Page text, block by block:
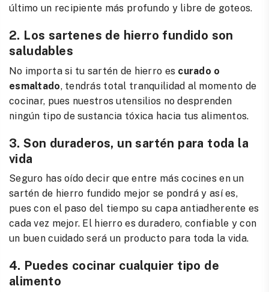
último un recipiente más profundo y libre de goteos.
2. Los sartenes de hierro fundido son
saludables
No importa si tu sartén de hierro es curado o
esmaltado, tendrás total tranquilidad al momento de
cocinar, pues nuestros utensilios no desprenden
ningún tipo de sustancia tóxica hacia tus alimentos.
3. Son duraderos, un sartén para toda la
vida
Seguro has oído decir que entre más cocines en un
sartén de hierro fundido mejor se pondrá y así es,
pues con el paso del tiempo su capa antiadherente es
cada vez mejor. El hierro es duradero, confiable y con
un buen cuidado será un producto para toda la vida.
4. Puedes cocinar cualquier tipo de
alimento